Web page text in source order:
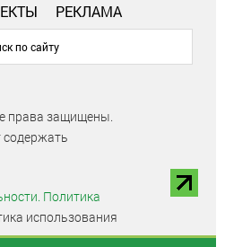
РЕКЛАМА
права защищены.
Политика
использования